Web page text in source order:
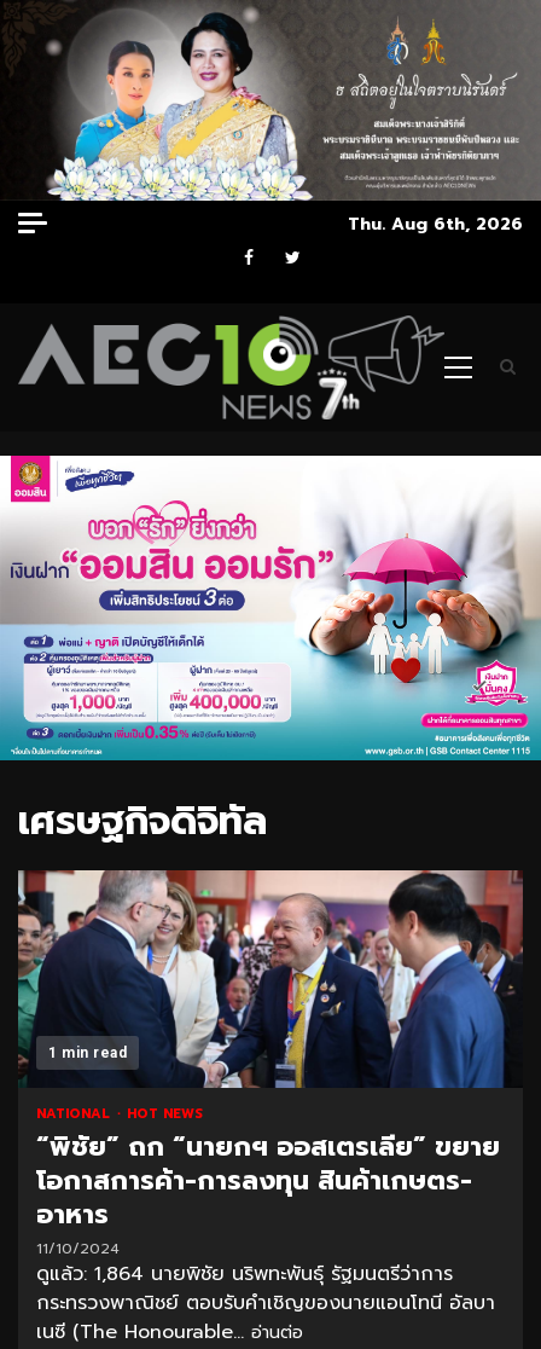
Skip
to
Thu. Aug 6th, 2026
Facebook
Twitter
Primary
เศรษฐกิจดิจิทัล
1 min read
NATIONAL HOT NEWS
“พิชัย” ถก “นายกฯ ออสเตรเลีย” ขยาย
โอกาสการค้า-การลงทุน สินค้าเกษตร-
อาหาร
11/10/2024
ดูแล้ว: 1,864 นายพิชัย นริพทะพันธุ์ รัฐมนตรีว่าการ
กระทรวงพาณิชย์ ตอบรับคำเชิญของนายแอนโทนี อัลบา
เนซี (The Honourable... อ่านต่อ